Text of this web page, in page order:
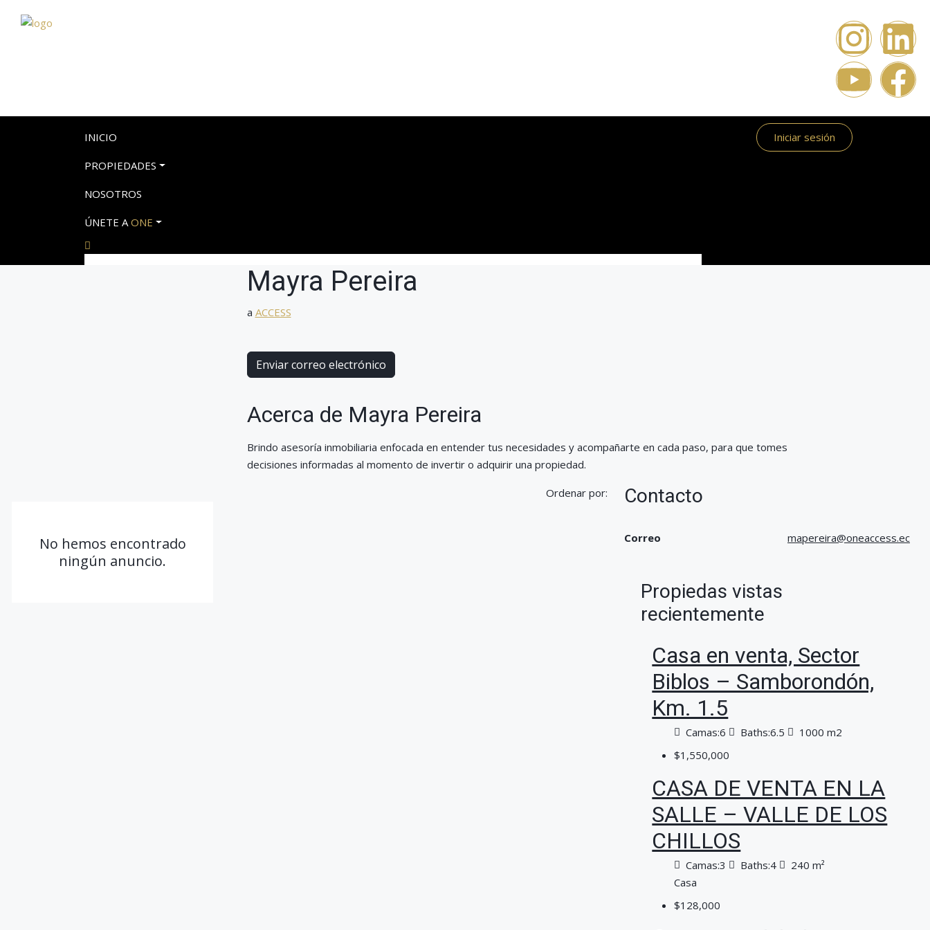
INICIO
PROPIEDADES
NOSOTROS
ÚNETE AONE
Iniciar sesión
Mayra Pereira
a ACCESS
Enviar correo electrónico
Acerca de Mayra Pereira
Brindo asesoría inmobiliaria enfocada en entender tus necesidades y acompañarte en cada paso, para que tomes
decisiones informadas al momento de invertir o adquirir una propiedad.
Ordenar por:
No hemos encontrado
ningún anuncio.
Contacto
Correo mapereira@oneaccess.ec
Propiedas vistas
recientemente
Casa en venta, Sector
Biblos – Samborondón,
Km. 1.5
Camas:6 Baths:6.5
1000 m2
$1,550,000
CASA DE VENTA EN LA
SALLE – VALLE DE LOS
CHILLOS
Camas:3 Baths:4 240 m²
Casa
$128,000